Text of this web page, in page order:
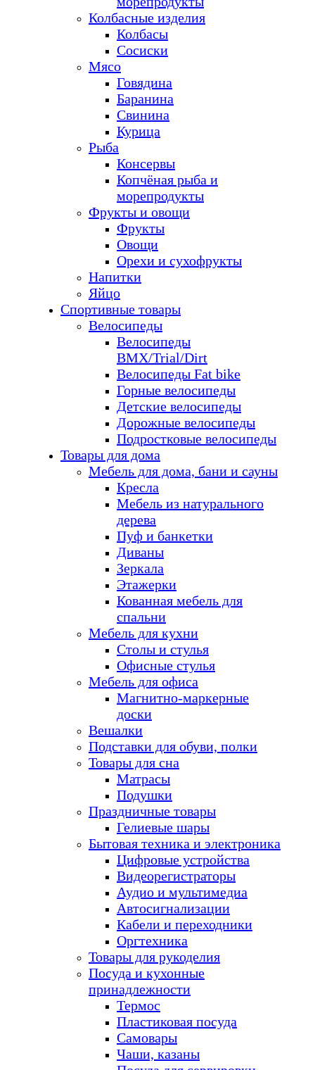
Колбасные изделия
Колбасы
Сосиски
Мясо
Говядина
Баранина
Свинина
Курица
Рыба
Консервы
Копчёная рыба и
морепродукты
Фрукты и овощи
Фрукты
Овощи
Орехи и сухофрукты
Напитки
Яйцо
Спортивные товары
Велосипеды
Велосипеды
BMX/Trial/Dirt
Велосипеды Fat bike
Горные велосипеды
Детские велосипеды
Дорожные велосипеды
Подростковые велосипеды
Товары для дома
Мебель для дома, бани и сауны
Кресла
Мебель из натурального
дерева
Пуф и банкетки
Диваны
Зеркала
Этажерки
Кованная мебель для
спальни
Мебель для кухни
Столы и стулья
Офисные стулья
Мебель для офиса
Магнитно-маркерные
доски
Вешалки
Подставки для обуви, полки
Товары для сна
Матрасы
Подушки
Праздничные товары
Гелиевые шары
Бытовая техника и электроника
Цифровые устройства
Видеорегистраторы
Аудио и мультимедиа
Автосигнализации
Кабели и переходники
Оргтехника
Товары для рукоделия
Посуда и кухонные
принадлежности
Термос
Пластиковая посуда
Самовары
Чаши, казаны